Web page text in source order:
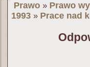
Prawo » Prawo
1993 » Prace nad